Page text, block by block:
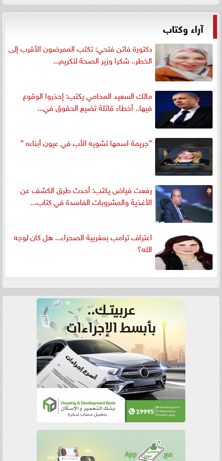
آراء وكتاب
دكتورة فاتن فتحي: تكتب الممرضون الأقرب إلى
الخطر.. شكرا وزير الصحة لتكريم...
مالك السعيد المحامي يكتب: إحذروا الوقوع
فيها.. أخطاء قاتلة تضيع الحقوق في...
”جريمة اسمها تشويه الأب في عيون أبناءه ”
رفعت فياض يكتب: أحدث طرق الكشف عن
الأغذية والمشروبات الفاسدة في كتاب...
اعتراف ترامب بمغربية الصحراء... هل كان لوجه
الله؟